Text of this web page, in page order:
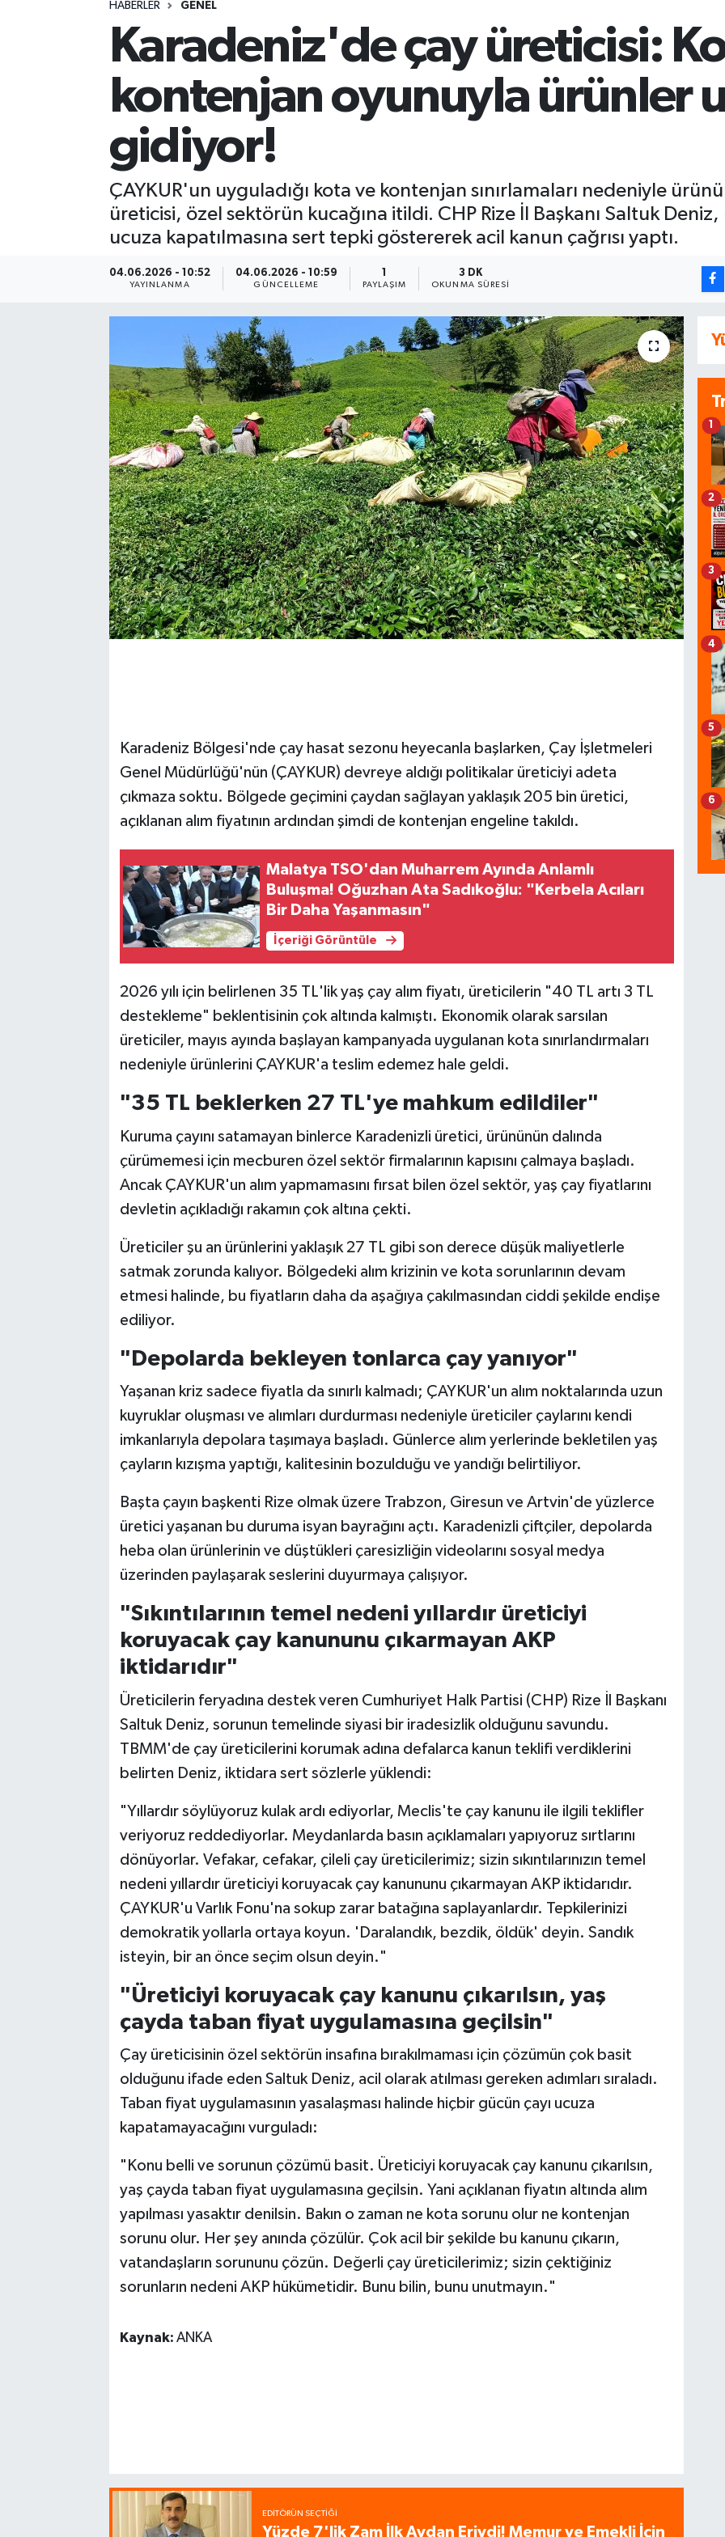
HABERLER GENEL
Karadeniz'de çay üreticisi:
kontenjan oyunuyla ürünler
gidiyor!
ÇAYKUR'un uyguladığı kota ve kontenjan sınırlamaları nedeniyle
üreticisi, özel sektörün kucağına itildi. CHP Rize İl Başkanı Saltuk
ucuza kapatılmasına sert tepki göstererek acil kanun çağrısı yaptı.
04.06.2026 - 10:52
YAYINLANMA
04.06.2026 - 10:59
GÜNCELLEME PAYLAŞIM
3 DK
OKUNMA SÜRESI
Karadeniz Bölgesi'nde çay hasat sezonu heyecanla başlarken, Çay İşletmeleri
Genel Müdürlüğü'nün (ÇAYKUR) devreye aldığı politikalar üreticiyi adeta
çıkmaza soktu. Bölgede geçimini çaydan sağlayan yaklaşık 205 bin üretici,
açıklanan alım fiyatının ardından şimdi de kontenjan engeline takıldı.
Malatya TSO'dan Muharrem Ayında Anlamlı
Buluşma! Oğuzhan Ata Sadıkoğlu: "Kerbela Acıları
Bir Daha Yaşanmasın"
İçeriği Görüntüle
2026 yılı için belirlenen 35 TL'lik yaş çay alım fiyatı, üreticilerin "40 TL artı 3 TL
destekleme" beklentisinin çok altında kalmıştı. Ekonomik olarak sarsılan
üreticiler, mayıs ayında başlayan kampanyada uygulanan kota sınırlandırmaları
nedeniyle ürünlerini ÇAYKUR'a teslim edemez hale geldi.
"35 TL beklerken 27 TL'ye mahkum edildiler"
Kuruma çayını satamayan binlerce Karadenizli üretici, ürününün dalında
çürümemesi için mecburen özel sektör firmalarının kapısını çalmaya başladı.
Ancak ÇAYKUR'un alım yapmamasını fırsat bilen özel sektör, yaş çay fiyatlarını
devletin açıkladığı rakamın çok altına çekti.
Üreticiler şu an ürünlerini yaklaşık 27 TL gibi son derece düşük maliyetlerle
satmak zorunda kalıyor. Bölgedeki alım krizinin ve kota sorunlarının devam
etmesi halinde, bu fiyatların daha da aşağıya çakılmasından ciddi şekilde endişe
ediliyor.
"Depolarda bekleyen tonlarca çay yanıyor"
Yaşanan kriz sadece fiyatla da sınırlı kalmadı; ÇAYKUR'un alım noktalarında uzun
kuyruklar oluşması ve alımları durdurması nedeniyle üreticiler çaylarını kendi
imkanlarıyla depolara taşımaya başladı. Günlerce alım yerlerinde bekletilen yaş
çayların kızışma yaptığı, kalitesinin bozulduğu ve yandığı belirtiliyor.
Başta çayın başkenti Rize olmak üzere Trabzon, Giresun ve Artvin'de yüzlerce
üretici yaşanan bu duruma isyan bayrağını açtı. Karadenizli çiftçiler, depolarda
heba olan ürünlerinin ve düştükleri çaresizliğin videolarını sosyal medya
üzerinden paylaşarak seslerini duyurmaya çalışıyor.
"Sıkıntılarının temel nedeni yıllardır üreticiyi
koruyacak çay kanununu çıkarmayan AKP
iktidarıdır"
Üreticilerin feryadına destek veren Cumhuriyet Halk Partisi (CHP) Rize İl Başkanı
Saltuk Deniz, sorunun temelinde siyasi bir iradesizlik olduğunu savundu.
TBMM'de çay üreticilerini korumak adına defalarca kanun teklifi verdiklerini
belirten Deniz, iktidara sert sözlerle yüklendi:
"Yıllardır söylüyoruz kulak ardı ediyorlar, Meclis'te çay kanunu ile ilgili teklifler
veriyoruz reddediyorlar. Meydanlarda basın açıklamaları yapıyoruz sırtlarını
dönüyorlar. Vefakar, cefakar, çileli çay üreticilerimiz; sizin sıkıntılarınızın temel
nedeni yıllardır üreticiyi koruyacak çay kanununu çıkarmayan AKP iktidarıdır.
ÇAYKUR'u Varlık Fonu'na sokup zarar batağına saplayanlardır. Tepkilerinizi
demokratik yollarla ortaya koyun. 'Daralandık, bezdik, öldük' deyin. Sandık
isteyin, bir an önce seçim olsun deyin."
"Üreticiyi koruyacak çay kanunu çıkarılsın, yaş
çayda taban fiyat uygulamasına geçilsin"
Çay üreticisinin özel sektörün insafına bırakılmaması için çözümün çok basit
olduğunu ifade eden Saltuk Deniz, acil olarak atılması gereken adımları sıraladı.
Taban fiyat uygulamasının yasalaşması halinde hiçbir gücün çayı ucuza
kapatamayacağını vurguladı:
"Konu belli ve sorunun çözümü basit. Üreticiyi koruyacak çay kanunu çıkarılsın,
yaş çayda taban fiyat uygulamasına geçilsin. Yani açıklanan fiyatın altında alım
yapılması yasaktır denilsin. Bakın o zaman ne kota sorunu olur ne kontenjan
sorunu olur. Her şey anında çözülür. Çok acil bir şekilde bu kanunu çıkarın,
vatandaşların sorununu çözün. Değerli çay üreticilerimiz; sizin çektiğiniz
sorunların nedeni AKP hükümetidir. Bunu bilin, bunu unutmayın."
Kaynak: ANKA
EDITÖRÜN SEÇTIĞI
Yüzde 7'lik Zam İlk Aydan Eriydi! Memur ve Emekli İçin
1
2
3
4
5
6